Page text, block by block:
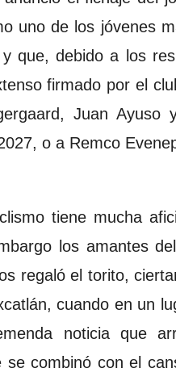
uno de los jóvenes
que, debido a los
firmado por el
Juan
o a Remco
tiene mucha
los amantes
regaló el torito,
cuando en un
noticia que
se combinó con el